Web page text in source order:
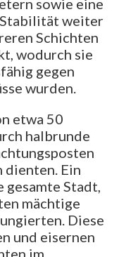
sowie eine
weiter
Schichten
wodurch sie
gegen
wurden.
etwa 50
halbrunde
Ein
gesamte Stadt,
mächtige
Diese
und eisernen